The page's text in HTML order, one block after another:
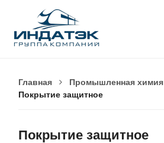
Главная
Промышленная химия
Покрытие защитное
Покрытие защитное